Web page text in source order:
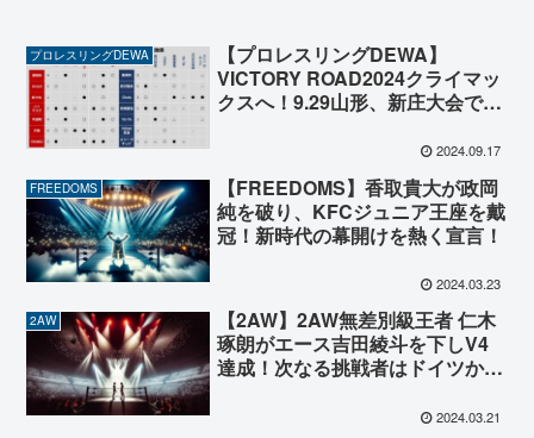
プロレスリングDEWA
【プロレスリングDEWA】
VICTORY ROAD2024クライマッ
クスへ！9.29山形、新庄大会で公
2024.09.17
FREEDOMS
【FREEDOMS】香取貴大が政岡
純を破り、KFCジュニア王座を戴
冠！新時代の幕開けを熱く宣言！
2024.03.23
2AW
【2AW】2AW無差別級王者 仁木
琢朗がエース吉田綾斗を下しV4
達成！次なる挑戦者はドイツから
でハナニキ対決実現へ！ 2024.03.21